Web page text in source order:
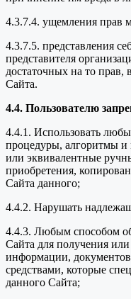
4.3.7.4. ущемления прав
4.3.7.5. представления
представителя
достаточных на то прав,
Сайта.
4.4. Пользователю
4.4.1. Использовать
процедуры, алгоритмы и
или эквивалентные
приобретения,
Сайта данного;
4.4.2. Нарушать
4.4.3. Любым способом
Сайта для получения
информации,
средствами, которые
данного Сайта;